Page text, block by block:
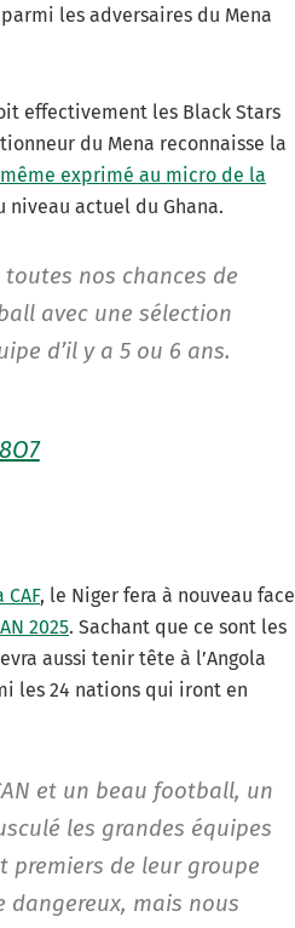
les adversaires du Mena
effectivement les Black Stars
du Mena reconnaisse la
exprimé au micro de la
niveau actuel du Ghana.
nos chances de
avec une sélection
d’il y a 5 ou 6 ans.
, le Niger fera à nouveau face
2025. Sachant que ce sont les
aussi tenir tête à l’Angola
les 24 nations qui iront en
et un beau football, un
les grandes équipes
premiers de leur groupe
dangereux, mais nous